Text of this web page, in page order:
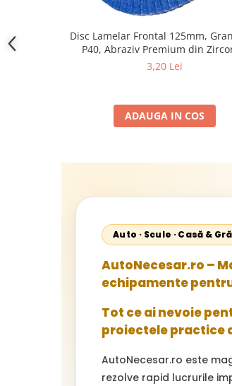
Disc Lamelar Frontal 125mm,
P40, Abraziv Premium din
Prindere 22.23mm, Viteza Maxima
3,20 Lei
ADAUGA IN COS
Auto · Scule · Casă &
AutoNecesar.ro –
echipamente
Tot ce ai nevoie
proiectele practice
AutoNecesar.ro este
rezolve rapid lucrurile